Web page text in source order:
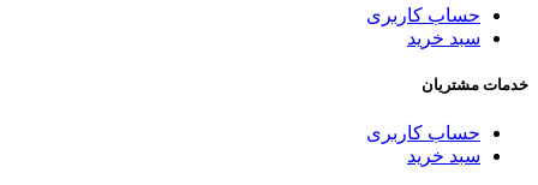
حساب کاربری
سبد خرید
خدمات مشتریان
حساب کاربری
سبد خرید